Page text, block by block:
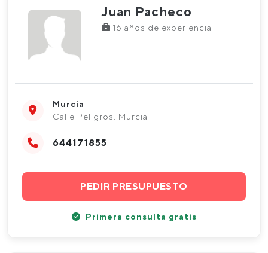
Juan Pacheco
16 años de experiencia
Murcia
Calle Peligros, Murcia
644171855
PEDIR PRESUPUESTO
Primera consulta gratis